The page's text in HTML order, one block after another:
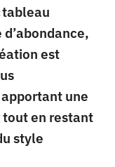
tableau
est
une
tout en restant
style